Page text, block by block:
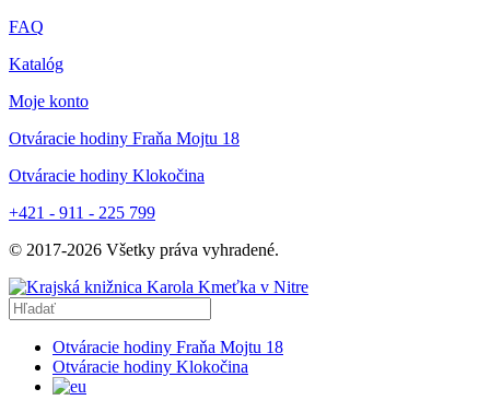
FAQ
Katalóg
Moje konto
Otváracie hodiny Fraňa Mojtu 18
Otváracie hodiny Klokočina
+421 - 911 - 225 799
© 2017-2026 Všetky práva vyhradené.
Otváracie hodiny Fraňa Mojtu 18
Otváracie hodiny Klokočina